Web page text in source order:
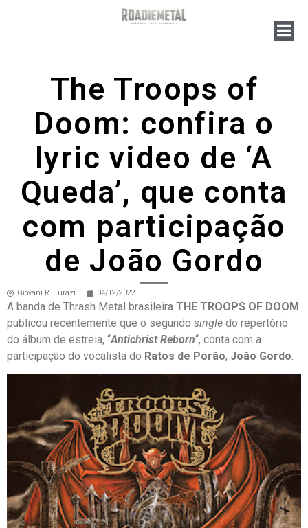
The Troops of
Doom: confira o
lyric video de ‘A
Queda’, que conta
com participação
de João Gordo
Giovani R. Turazi 04/12/2022
A banda de Thrash Metal brasileira THE TROOPS OF DOOM
publicou recentemente que o segundo single do repertório
do álbum de estreia, “Antichrist Reborn“, conta com a
participação do vocalista do Ratos de Porão, João Gordo.